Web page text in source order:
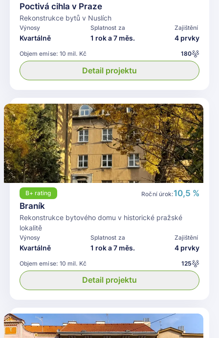
Poctivá cihla v Praze
Rekonstrukce bytů v Nuslích
Výnosy
Kvartálně
Splatnost za
1 rok a 7 měs.
Zajištění
4 prvky
Objem emise: 10 mil. Kč 180
Detail projektu
B+ rating Roční úrok:10,5 %
Braník
Rekonstrukce bytového domu v historické pražské
lokalitě
Výnosy
Kvartálně
Splatnost za
1 rok a 7 měs.
Zajištění
4 prvky
Objem emise: 10 mil. Kč 125
Detail projektu